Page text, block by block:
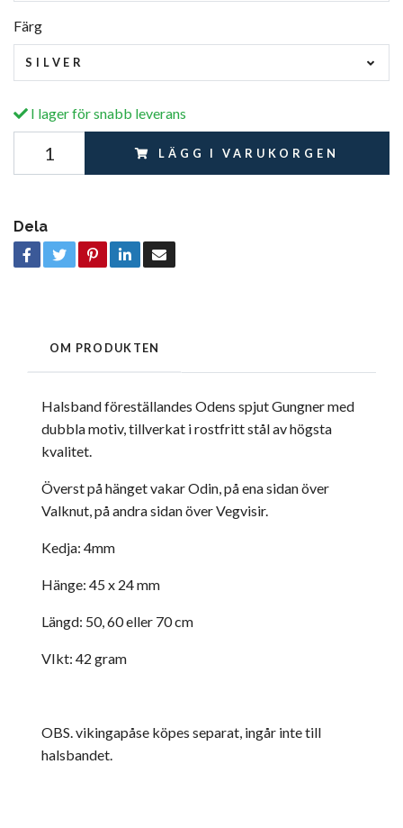
Färg
SILVER
I lager för snabb leverans
LÄGG I VARUKORGEN
Dela
OM PRODUKTEN
Halsband föreställandes Odens spjut Gungner med
dubbla motiv, tillverkat i rostfritt stål av högsta
kvalitet.
Överst på hänget vakar Odin, på ena sidan över
Valknut, på andra sidan över Vegvisir.
Kedja: 4mm
Hänge: 45 x 24 mm
Längd: 50, 60 eller 70 cm
VIkt: 42 gram
OBS. vikingapåse köpes separat, ingår inte till
halsbandet.